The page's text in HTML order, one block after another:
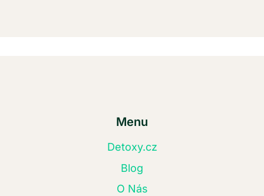
Menu
Detoxy.cz
Blog
O Nás